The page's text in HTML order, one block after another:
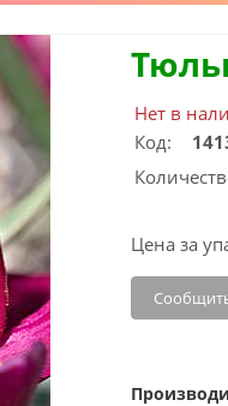
Нет в
Код:
Цена за